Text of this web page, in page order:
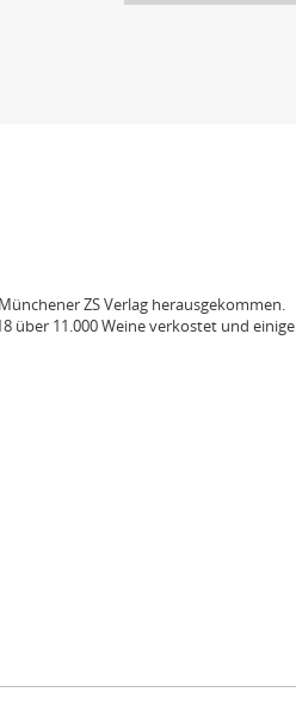
ZS Verlag herausgekommen.
über 11.000 Weine verkostet und einige